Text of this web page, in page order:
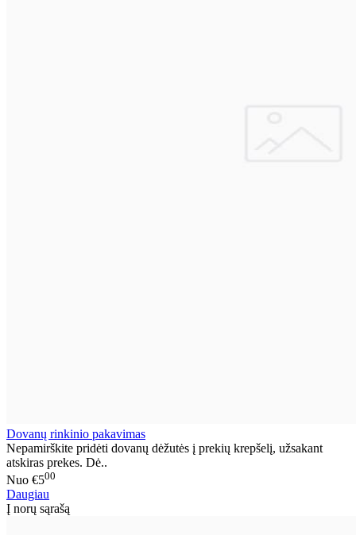
Dovanų rinkinio pakavimas
Nepamirškite pridėti dovanų dėžutės į prekių krepšelį, užsakant
atskiras prekes. Dė..
Nuo €500
Daugiau
Į norų sąrašą